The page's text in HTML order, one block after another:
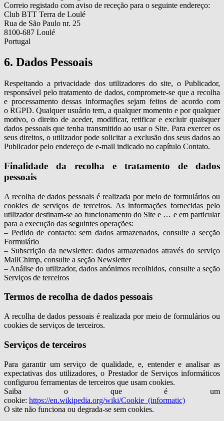
Correio registado com aviso de receção para o seguinte endereço:
Club BTT Terra de Loulé
Rua de São Paulo nr. 25
8100-687 Loulé
Portugal
6. Dados Pessoais
Respeitando a privacidade dos utilizadores do site, o Publicador,
responsável pelo tratamento de dados, compromete-se que a recolha
e processamento dessas informações sejam feitos de acordo com
o RGPD. Qualquer usuário tem, a qualquer momento e por qualquer
motivo, o direito de aceder, modificar, retificar e excluir quaisquer
dados pessoais que tenha transmitido ao usar o Site. Para exercer os
seus direitos, o utilizador pode solicitar a exclusão dos seus dados ao
Publicador pelo endereço de e-mail indicado no capítulo Contato.
Finalidade da recolha e tratamento de dados
pessoais
A recolha de dados pessoais é realizada por meio de formulários ou
cookies de serviços de terceiros. As informações fornecidas pelo
utilizador destinam-se ao funcionamento do Site e … e em particular
para a execução das seguintes operações:
– Pedido de contacto: sem dados armazenados, consulte a secção
Formulário
– Subscrição da newsletter: dados armazenados através do serviço
MailChimp, consulte a seção Newsletter
– Análise do utilizador, dados anónimos recolhidos, consulte a seção
Serviços de terceiros
Termos de recolha de dados pessoais
A recolha de dados pessoais é realizada por meio de formulários ou
cookies de serviços de terceiros.
Serviços de terceiros
Para garantir um serviço de qualidade, e, entender e analisar as
expectativas dos utilizadores, o Prestador de Serviços informáticos
configurou ferramentas de terceiros que usam cookies.
Saiba o que é um
cookie: https://en.wikipedia.org/wiki/Cookie_(informatic)
O site não funciona ou degrada-se sem cookies.